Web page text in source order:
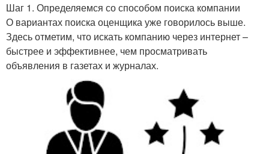
Шаг 1. Определяемся со способом поиска компании
О вариантах поиска оценщика уже говорилось выше.
Здесь отметим, что искать компанию через интернет –
быстрее и эффективнее, чем просматривать
объявления в газетах и журналах.